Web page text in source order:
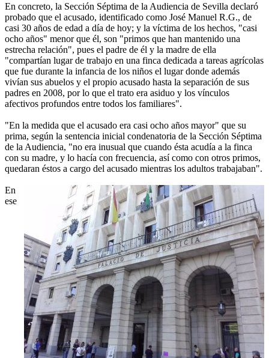
En concreto, la Sección Séptima de la Audiencia de Sevilla declaró
probado que el acusado, identificado como José Manuel R.G., de
casi 30 años de edad a día de hoy; y la víctima de los hechos, "casi
ocho años" menor que él, son "primos que han mantenido una
estrecha relación", pues el padre de él y la madre de ella
"compartían lugar de trabajo en una finca dedicada a tareas agrícolas
que fue durante la infancia de los niños el lugar donde además
vivían sus abuelos y el propio acusado hasta la separación de sus
padres en 2008, por lo que el trato era asiduo y los vínculos
afectivos profundos entre todos los familiares".
"En la medida que el acusado era casi ocho años mayor" que su
prima, según la sentencia inicial condenatoria de la Sección Séptima
de la Audiencia, "no era inusual que cuando ésta acudía a la finca
con su madre, y lo hacía con frecuencia, así como con otros primos,
quedaran éstos a cargo del acusado mientras los adultos trabajaban".
En
ese